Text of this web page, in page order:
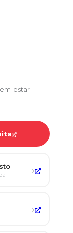
estar
›
›